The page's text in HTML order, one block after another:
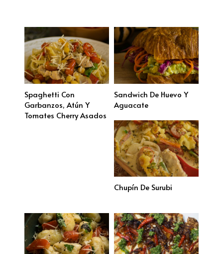
Spaghetti Con
Garbanzos, Atún Y
Tomates Cherry Asados
Sandwich De Huevo Y
Aguacate
Chupín De Surubi